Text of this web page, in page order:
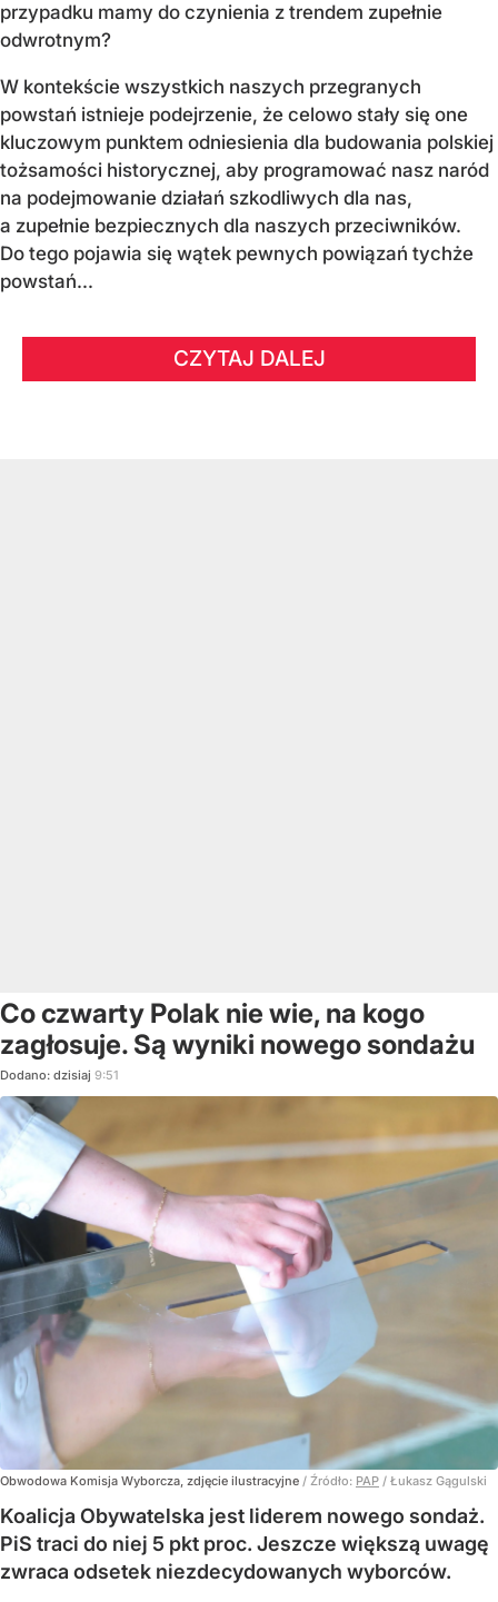
przypadku mamy do czynienia z trendem zupełnie
odwrotnym?
W kontekście wszystkich naszych przegranych
powstań istnieje podejrzenie, że celowo stały się one
kluczowym punktem odniesienia dla budowania polskiej
tożsamości historycznej, aby programować nasz naród
na podejmowanie działań szkodliwych dla nas,
a zupełnie bezpiecznych dla naszych przeciwników.
Do tego pojawia się wątek pewnych powiązań tychże
powstań...
CZYTAJ DALEJ
Co czwarty Polak nie wie, na kogo
zagłosuje. Są wyniki nowego sondażu
Dodano: dzisiaj 9:51
Obwodowa Komisja Wyborcza, zdjęcie ilustracyjne / Źródło: PAP / Łukasz Gągulski
Koalicja Obywatelska jest liderem nowego sondaż.
PiS traci do niej 5 pkt proc. Jeszcze większą uwagę
zwraca odsetek niezdecydowanych wyborców.